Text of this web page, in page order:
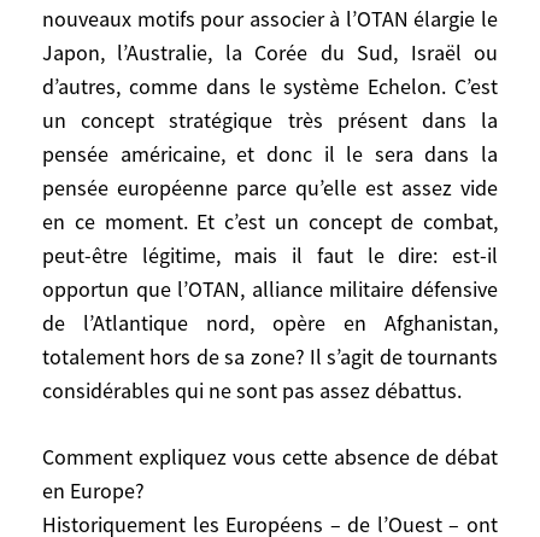
nouveaux motifs pour associer à l’OTAN élargie le
Japon, l’Australie, la Corée du Sud, Israël ou
d’autres, comme dans le système Echelon. C’est
un concept stratégique très présent dans la
pensée américaine, et donc il le sera dans la
pensée européenne parce qu’elle est assez vide
en ce moment. Et c’est un concept de combat,
peut-être légitime, mais il faut le dire: est-il
opportun que l’OTAN, alliance militaire défensive
de l’Atlantique nord, opère en Afghanistan,
totalement hors de sa zone? Il s’agit de tournants
considérables qui ne sont pas assez débattus.
Comment expliquez vous cette absence de débat
en Europe?
Historiquement les Européens – de l’Ouest – ont
Le concept d’Occident redevient une
référence opérationnelle pour les
Européens et les Américains pour des
raisons à la fois offensives, activistes,
prosélytes, défensives et identitaires: 1
milliard seulement sur 6 milliards et demi
d’êtres humains… Les Américains qui
rêvent depuis longtemps d’une alliance
globale des démocraties sous leur
conduite trouvent donc de nouveaux
motifs pour associer à l’OTAN élargie le
Japon, l’Australie, la Corée du Sud, Israël
ou d’autres, comme dans le système
présent dans la pensée américaine, et
donc il le sera dans la pensée européenne
parce qu’elle est assez vide en ce moment.